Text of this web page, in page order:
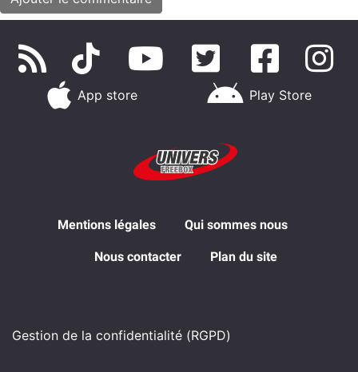
App store Play Store
Mentions légales Qui sommes nous
Nous contacter Plan du site
Gestion de la confidentialité (RGPD)